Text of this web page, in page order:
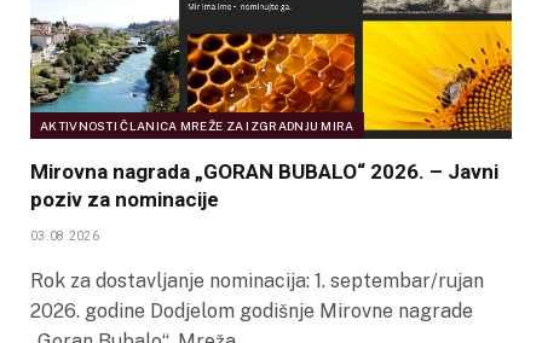
AKTIVNOSTI ČLANICA MREŽE ZA IZGRADNJU MIRA
Mirovna nagrada „GORAN BUBALO“ 2026. – Javni
poziv za nominacije
03.08.2026
Rok za dostavljanje nominacija: 1. septembar/rujan
2026. godine Dodjelom godišnje Mirovne nagrade